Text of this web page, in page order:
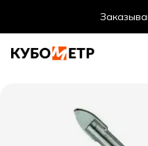
Оптовые цены